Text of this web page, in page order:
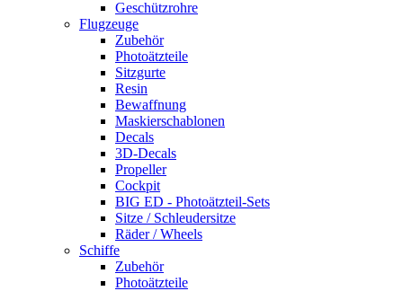
Geschützrohre
Flugzeuge
Zubehör
Photoätzteile
Sitzgurte
Resin
Bewaffnung
Maskierschablonen
Decals
3D-Decals
Propeller
Cockpit
BIG ED - Photoätzteil-Sets
Sitze / Schleudersitze
Räder / Wheels
Schiffe
Zubehör
Photoätzteile